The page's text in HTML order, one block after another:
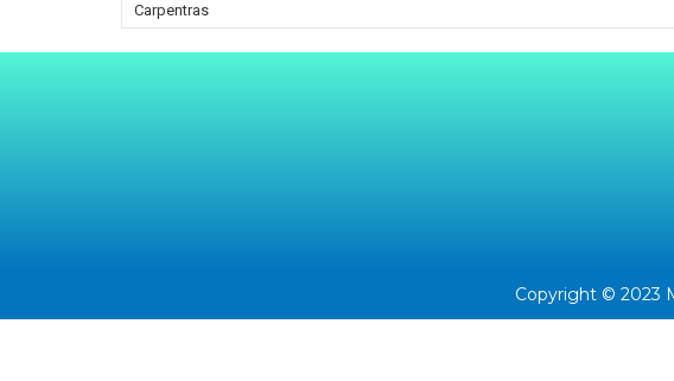
Carpentras
Copyright © 2023